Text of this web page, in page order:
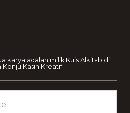
karya adalah milik Kuis Alkitab di
Kasih Kreatif.